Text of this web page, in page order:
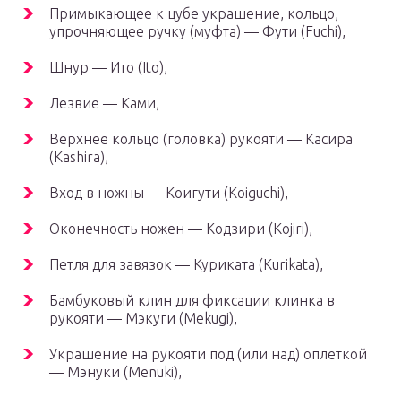
Примыкающее к цубе украшение, кольцо,
упрочняющее ручку (муфта) — Фути (Fuchi),
Шнур — Ито (Ito),
Лезвие — Ками,
Верхнее кольцо (головка) рукояти — Касира
(Kashira),
Вход в ножны — Коигути (Koiguchi),
Оконечность ножен — Кодзири (Kojiri),
Петля для завязок — Куриката (Kurikata),
Бамбуковый клин для фиксации клинка в
рукояти — Мэкуги (Mekugi),
Украшение на рукояти под (или над) оплеткой
— Мэнуки (Menuki),